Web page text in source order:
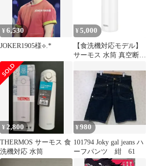
レス ボトル 保温保冷
JOK-500 WH
¥6,530
JOKER1905様⟡.*
¥ 5,000
【食洗機対応モデル】
サーモス 水筒 真空断熱
ワイト 本体もパーツも
すべて食洗機対応 ワン
タッチオープン ステン
レス ボトル 保温保冷
JOK-500 WH
¥2,800
THERMOS サーモス 食
洗機対応 水筒
¥980
101794 Joky gal jeans ハ
ーフパンツ 紺 61